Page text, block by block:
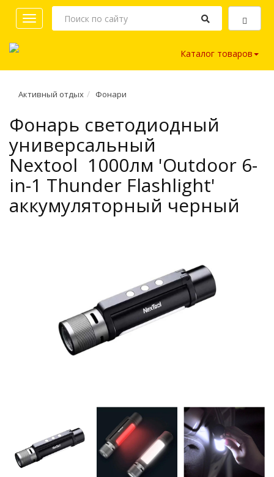
Toggle
navigation
Каталог товаров
Активный отдых Фонари
Фонарь светодиодный
универсальный
Nextool 1000лм 'Outdoor 6-
in-1 Thunder Flashlight'
аккумуляторный черный